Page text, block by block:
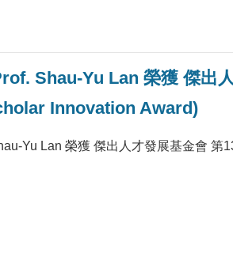
Shau-Yu Lan 榮獲 傑出
Innovation Award)
Yu Lan 榮獲 傑出人才發展基金會 第